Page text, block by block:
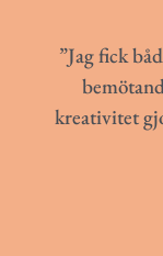
”Jag fick
kreativitet